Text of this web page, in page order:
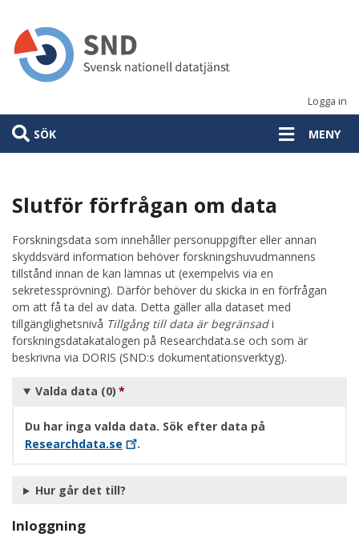
huvudinnehåll
Logga in
SÖK MENY
Slutför förfrågan om data
Forskningsdata som innehåller personuppgifter eller annan
skyddsvärd information behöver forskningshuvudmannens
tillstånd innan de kan lämnas ut (exempelvis via en
sekretessprövning). Därför behöver du skicka in en förfrågan
om att få ta del av data. Detta gäller alla dataset med
tillgänglighetsnivå Tillgång till data är begränsadi
forskningsdatakatalogen på Researchdata.se och som är
beskrivna via DORIS (SND:s dokumentationsverktyg).
Valda data (0)
Du har inga valda data. Sök efter data på
Researchdata.se
.
Hur går det till?
Inloggning